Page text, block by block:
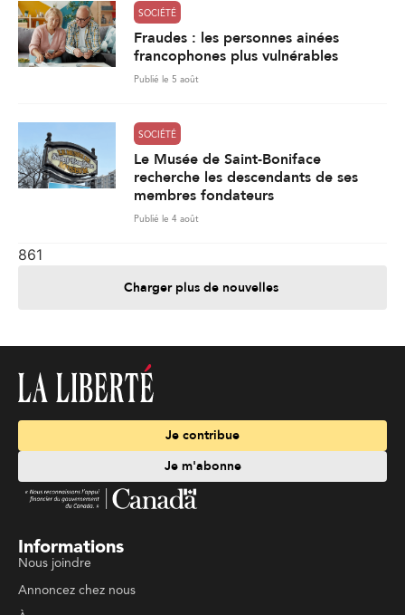
SOCIÉTÉ
Fraudes : les personnes ainées
francophones plus vulnérables
Publié le 5 août
SOCIÉTÉ
Le Musée de Saint-Boniface
recherche les descendants de ses
membres fondateurs
Publié le 4 août
861
Charger plus de nouvelles
Je contribue
Je m'abonne
Informations
Nous joindre
Annoncez chez nous